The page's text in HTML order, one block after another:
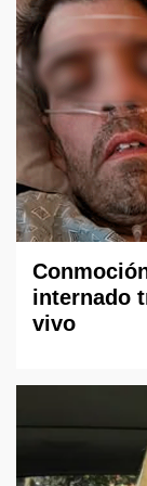
internado
vivo